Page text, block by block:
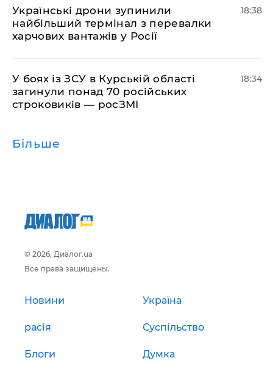
​Українські дрони зупинили
найбільший термінал з перевалки
харчових вантажів у Росії
18:38
​У боях із ЗСУ в Курській області
загинули понад 70 російських
строковиків — росЗМІ
18:34
Більше
© 2026, Диалог.ua
Все права защищены.
Новини Україна
расія Суспільство
Блоги Думка